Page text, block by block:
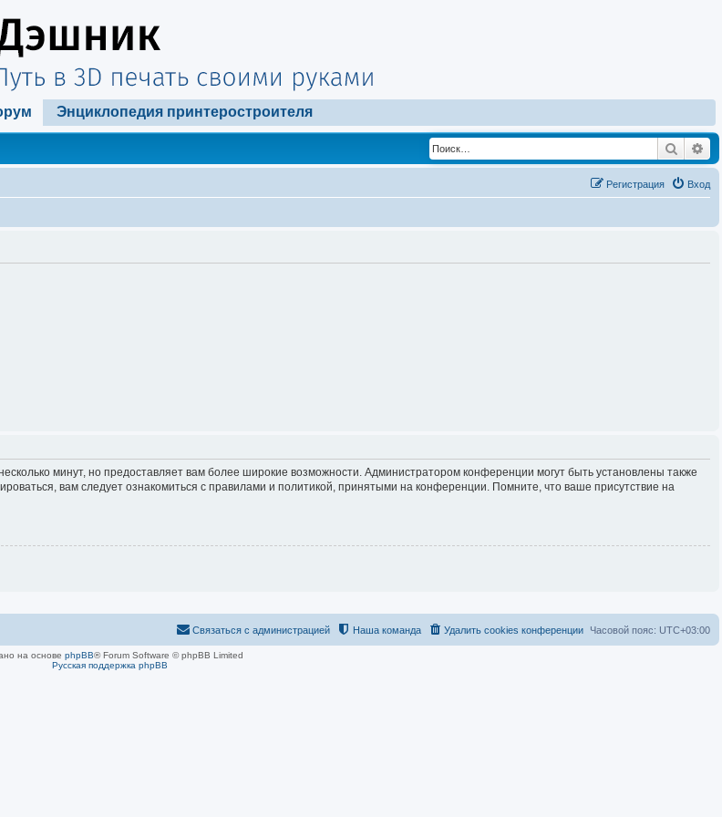
Энциклопедия принтеростроителя
Поиск
Вход
Регистрация
минут, но предоставляет вам более широкие возможности. Администратором конференции могут быть установлены также
вам следует ознакомиться с правилами и политикой, принятыми на конференции. Помните, что ваше присутствие на
Часовой пояс: UTC+03:00
Удалить cookies конференции
Наша команда
Связаться с администрацией
на основе phpBB® Forum Software © phpBB Limited
Русская поддержка phpBB